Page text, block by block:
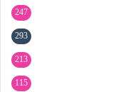
247
293
213
115